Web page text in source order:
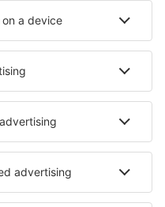
în Ventspils
Ainaži
în Kampong Brisu